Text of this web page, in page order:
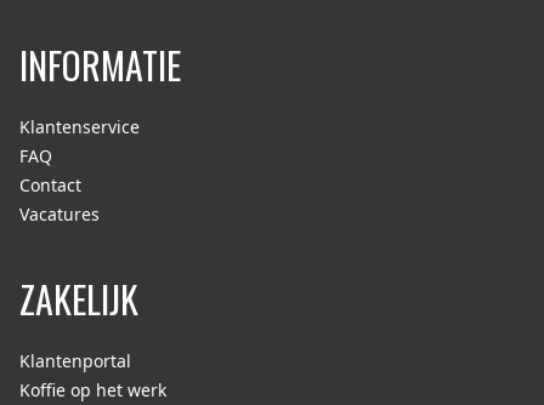
INFORMATIE
Klantenservice
FAQ
Contact
Vacatures
ZAKELIJK
Klantenportal
Koffie op het werk